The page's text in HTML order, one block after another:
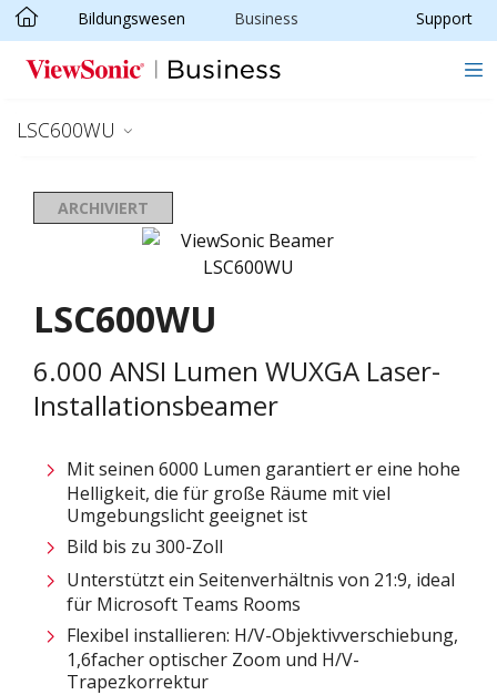
Skip to main content
Bildungswesen Business Support
LSC600WU
ARCHIVIERT
LSC600WU
6.000 ANSI Lumen WUXGA Laser-
Installationsbeamer
Mit seinen 6000 Lumen garantiert er eine hohe
Helligkeit, die für große Räume mit viel
Umgebungslicht geeignet ist
Bild bis zu 300-Zoll
Unterstützt ein Seitenverhältnis von 21:9, ideal
für Microsoft Teams Rooms
Flexibel installieren: H/V-Objektivverschiebung,
1,6facher optischer Zoom und H/V-
Trapezkorrektur